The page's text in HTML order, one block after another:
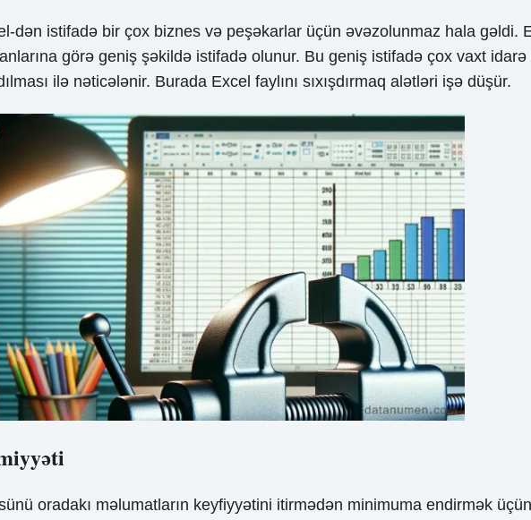
dən istifadə bir çox biznes və peşəkarlar üçün əvəzolunmaz hala gəldi.
görə geniş şəkildə istifadə olunur. Bu geniş istifadə çox vaxt
ilə nəticələnir. Burada Excel faylını sıxışdırmaq alətləri işə düşür.
oradakı məlumatların keyfiyyətini itirmədən minimuma endirmək